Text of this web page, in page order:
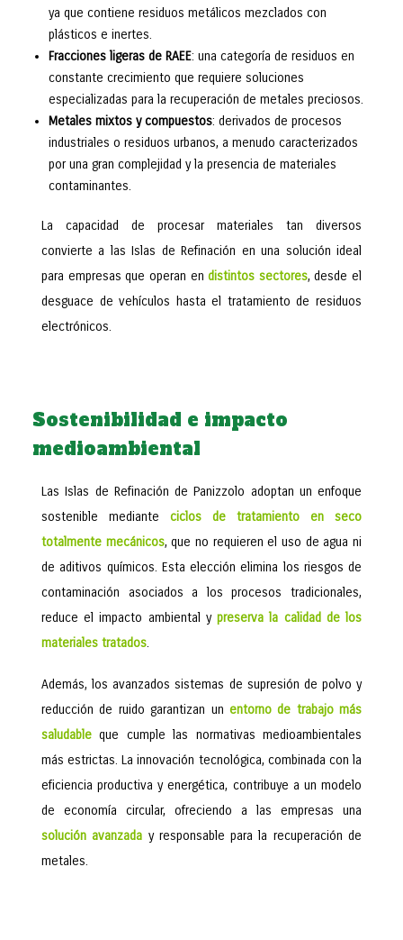
ya que contiene residuos metálicos mezclados con
plásticos e inertes.
Fracciones ligeras de RAEE: una categoría de residuos en
constante crecimiento que requiere soluciones
especializadas para la recuperación de metales preciosos.
Metales mixtos y compuestos: derivados de procesos
industriales o residuos urbanos, a menudo caracterizados
por una gran complejidad y la presencia de materiales
contaminantes.
La capacidad de procesar materiales tan diversos
convierte a las Islas de Refinación en una solución ideal
para empresas que operan endistintos sectores, desde el
desguace de vehículos hasta el tratamiento de residuos
electrónicos.
Sostenibilidad e impacto
medioambiental
Las Islas de Refinación de Panizzolo adoptan un enfoque
sostenible mediante ciclos de tratamiento en seco
totalmente mecánicos, que no requieren el uso de agua ni
de aditivos químicos. Esta elección elimina los riesgos de
contaminación asociados a los procesos tradicionales,
reduce el impacto ambiental ypreserva la calidad de los
materiales tratados.
Además, los avanzados sistemas de supresión de polvo y
reducción de ruido garantizan un entorno de trabajo más
saludable que cumple las normativas medioambientales
más estrictas. La innovación tecnológica, combinada con la
eficiencia productiva y energética, contribuye a un modelo
de economía circular, ofreciendo a las empresas una
solución avanzada y responsable para la recuperación de
metales.